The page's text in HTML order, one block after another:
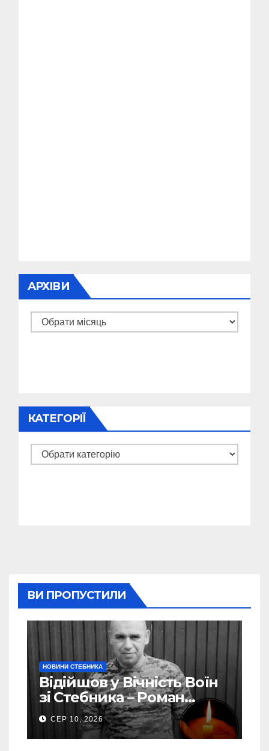
АРХІВИ
Архіви
КАТЕГОРІЇ
Категорії
ВИ ПРОПУСТИЛИ
НОВИНИ СТЕБНИКА
Відійшов у Вічність Воїн
зі Стебника – Роман
Кучера
СЕР 10, 2026